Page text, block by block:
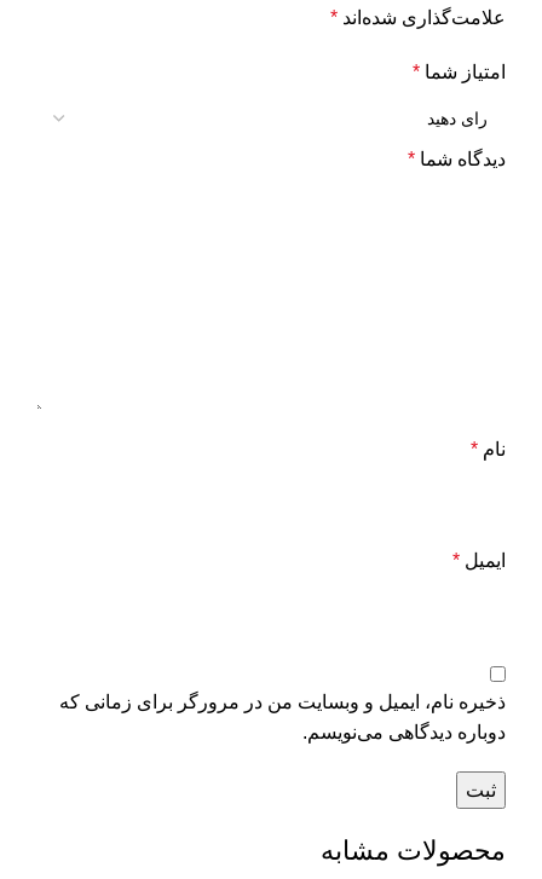
علامت‌گذاری شده‌اند *
امتیاز شما *
دیدگاه شما *
نام *
ایمیل *
ذخیره نام، ایمیل و وبسایت من در مرورگر برای زمانی که
دوباره دیدگاهی می‌نویسم.
محصولات مشابه